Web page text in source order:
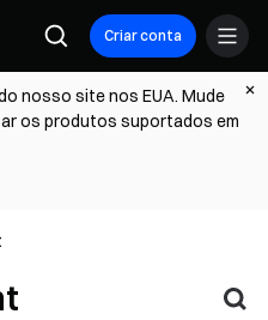
Criar conta
nosso site nos EUA. Mude
os produtos suportados em